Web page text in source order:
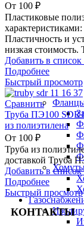
От 100 ₽
Пластиковые
Пластичность и
низкая стоимость.
Добавить в
Подробнее
Быстрый просмотр
Сравнить
Труба ПЭ100
из полиэтилена
От 100 ₽
Труба из
доставкой Труба
Добавить в
Подробнее
Быстрый просмотр
КОНТАКТЫ